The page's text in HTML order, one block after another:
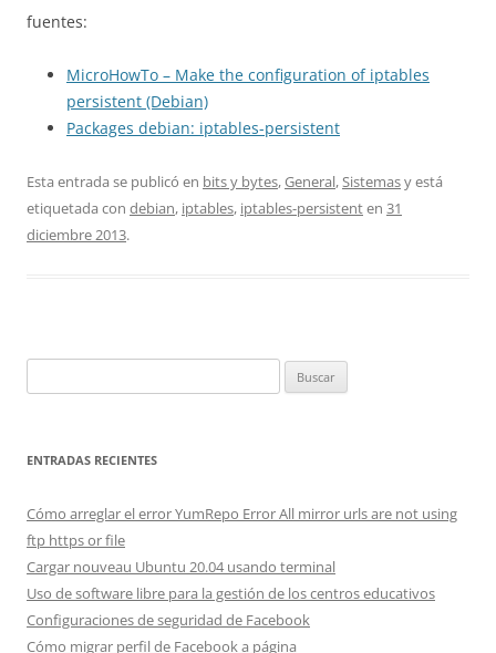
fuentes:
MicroHowTo – Make the configuration of iptables
persistent (Debian)
Packages debian: iptables-persistent
Esta entrada se publicó en bits y bytes,General,Sistemasy está
etiquetada con debian, iptables, iptables-persistenten 31
diciembre 2013.
ENTRADAS RECIENTES
Cómo arreglar el error YumRepo Error All mirror urls are not using
ftp https or file
Cargar nouveau Ubuntu 20.04 usando terminal
Uso de software libre para la gestión de los centros educativos
Configuraciones de seguridad de Facebook
Cómo migrar perfil de Facebook a página